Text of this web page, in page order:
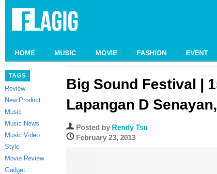
HOME MUSIC MOVIE FASHION EVENT
TAGS
Review
New Product
Music
Music News
Music Video
Style
Movie Review
Gadget
Big Sound Festival |
Lapangan D
Posted by Rendy Tsu
February 23, 2013